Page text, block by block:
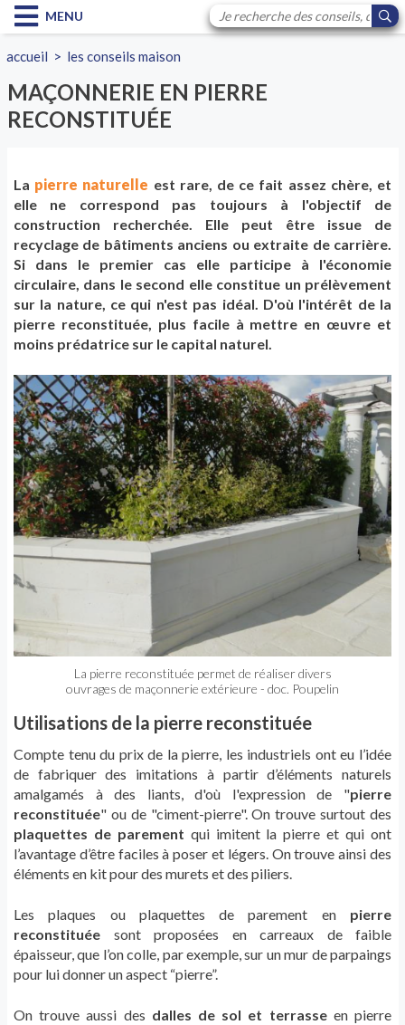
MENU
accueil > les conseils maison
MAÇONNERIE EN PIERRE
RECONSTITUÉE
La pierre naturelle est rare, de ce fait assez chère, et
elle ne correspond pas toujours à l'objectif de
construction recherchée. Elle peut être issue de
recyclage de bâtiments anciens ou extraite de carrière.
Si dans le premier cas elle participe à l'économie
circulaire, dans le second elle constitue un prélèvement
sur la nature, ce qui n'est pas idéal. D'où l'intérêt de la
pierre reconstituée, plus facile à mettre en œuvre et
moins prédatrice sur le capital naturel.
La pierre reconstituée permet de réaliser divers
ouvrages de maçonnerie extérieure - doc. Poupelin
Utilisations de la pierre reconstituée
Compte tenu du prix de la pierre, les industriels ont eu l’idée
de fabriquer des imitations à partir d’éléments naturels
amalgamés à des liants, d'où l'expression de "pierre
reconstituée" ou de "ciment-pierre". On trouve surtout des
plaquettes de parement qui imitent la pierre et qui ont
l’avantage d’être faciles à poser et légers. On trouve ainsi des
éléments en kit pour des murets et des piliers.
Les plaques ou plaquettes de parement enpierre
reconstituée sont proposées en carreaux de faible
épaisseur, que l’on colle, par exemple, sur un mur de parpaings
pour lui donner un aspect “pierre”.
On trouve aussi des dalles de sol et terrasseen pierre